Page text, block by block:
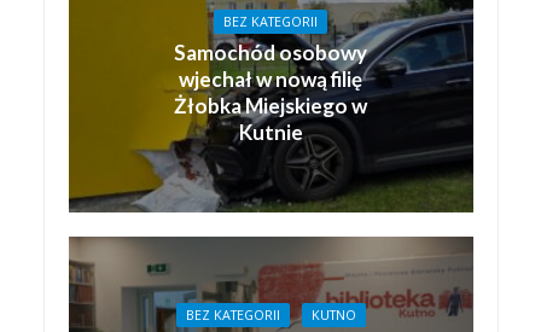
BEZ KATEGORII
Samochód osobowy
wjechał w nową filię
Żłobka Miejskiego w
Kutnie
BEZ KATEGORII KUTNO